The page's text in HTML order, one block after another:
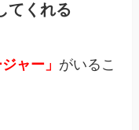
てくれる
ャー」 がいるこ